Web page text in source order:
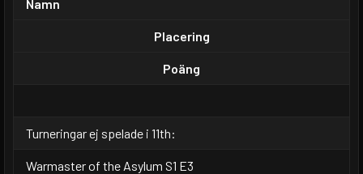
Namn
Placering
Poäng
Turneringar ej spelade i 11th:
Warmaster of the Asylum S1 E3